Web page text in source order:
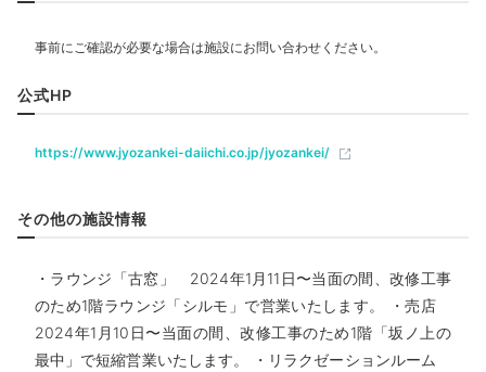
ホテル内には3か所のお食事処が。2020年に新設され
けます。海の幸や地元の精肉など新鮮な食材にこだわ
夕食をどうぞ。
事前にコース料理が選べ、しゃぶしゃぶをいただきました。お野
菜、魚、お肉とたくさんの料理が出てきて、カウンターだったので
調理風景も楽しめました 。
飲食
レストラン
ベビー＆子供関連
部屋情報
その他館内施設
売店・ギフトショップ
公式HP
https://www.jyozankei-daiichi.co.jp/jyozankei/
その他の施設情報
・ラウンジ「古窓」 2024年1月11日〜当面の間、改修工事
のため1階ラウンジ「シルモ」で営業いたします。 ・売店
2024年1月10日〜当面の間、改修工事のため1階「坂ノ上の
最中」で短縮営業いたします。 ・リラクゼーションルーム